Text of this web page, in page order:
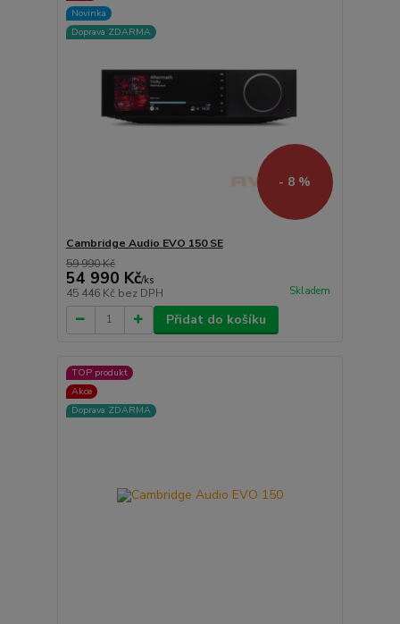
Novinka
Doprava ZDARMA
- 8 %
Cambridge Audio EVO 150 SE
59 990 Kč
54 990 Kč/ks
45 446 Kč bez DPH Skladem
Přidat do košíku
TOP produkt
Akce
Doprava ZDARMA